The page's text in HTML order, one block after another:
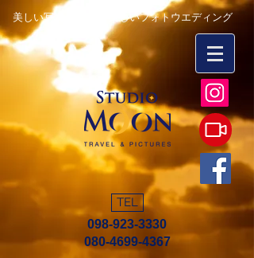
美しい写真を永遠に 楽しいフォトウエディング
TEL
098-923-3330
080-4699-4367